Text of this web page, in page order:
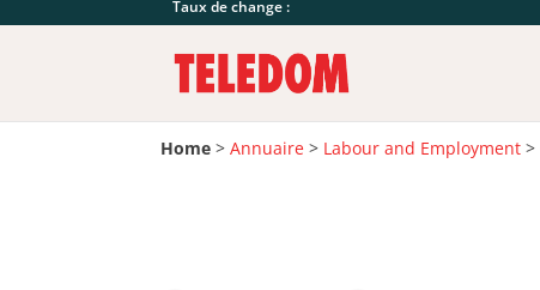
Taux de change :
Home >Annuaire > Labour and Employment >